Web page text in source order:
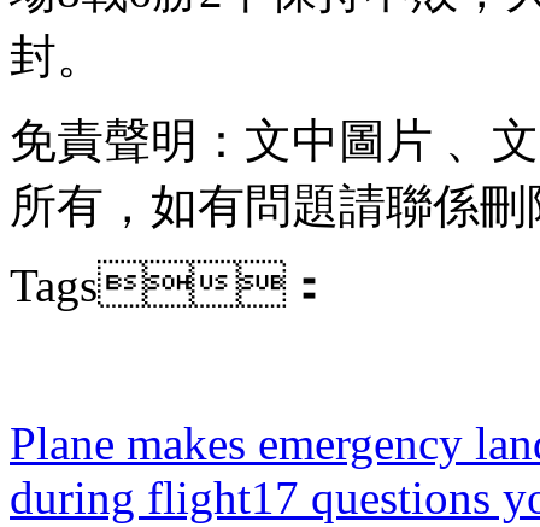
封。
免責聲明：文中圖片 
所有，如有問題請聯係刪除
Tags：
Plane makes emergency
during flight17 questions